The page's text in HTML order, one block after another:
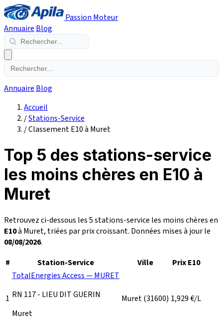
Passion Moteur
Annuaire Blog
Annuaire Blog
Accueil
/Stations-Service
/Classement E10 à Muret
Top 5 des stations-service
les moins chères en E10 à
Muret
Retrouvez ci-dessous les 5 stations-service les moins chères en
E10à Muret, triées par prix croissant. Données mises à jour le
08/08/2026.
#
Station-Service Ville Prix E10
1
TotalEnergies Access — MURET
RN 117 - LIEU DIT GUERIN
Muret
Muret(31600) 1,929€/L